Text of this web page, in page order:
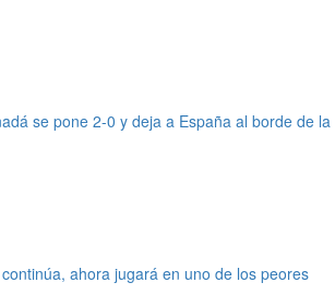
se pone 2-0 y deja a España al borde de la
ahora jugará en uno de los peores